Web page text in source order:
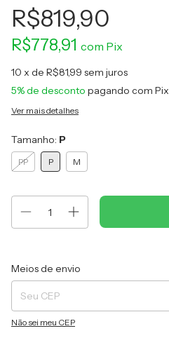
R$819,90
R$778,91 com Pix
10 x de R$81,99 sem juros
5% de desconto pagando com Pix
Ver mais detalhes
Tamanho: P
PP P M
Entregas para o CEP:
Meios de envio
Não sei meu CEP